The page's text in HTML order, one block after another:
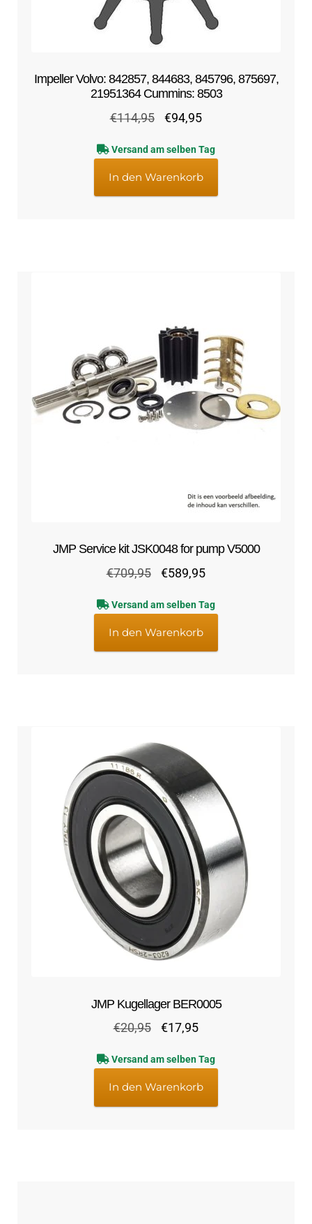
Impeller Volvo: 842857, 844683, 845796, 875697,
21951364 Cummins: 8503
€114,95
Ursprünglicher
war:
€114,95
€94,95Aktueller
ist:
€94,95.
Versand am selben Tag
In den Warenkorb
JMP Service kit JSK0048 for pump V5000
€709,95
Ursprünglicher
war:
€709,95
€589,95Aktueller
ist:
Versand am selben Tag
In den Warenkorb
JMP Kugellager BER0005
€20,95
Ursprünglicher
war:
€20,95
€17,95Aktueller
ist:
€17,95.
Versand am selben Tag
In den Warenkorb